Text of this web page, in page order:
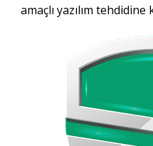
amaçlı yazılım tehdidine